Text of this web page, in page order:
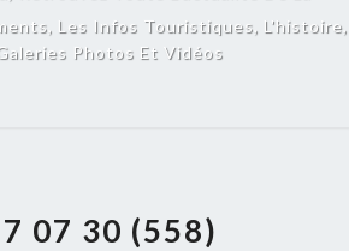
Les Infos Touristiques, L'histoire,
Photos Et Vidéos
07 30 (558)